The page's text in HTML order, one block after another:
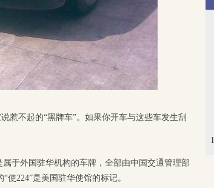
惹不起的“黑牌车”。如果你开车与这些车发生刮
于外国驻华机构的车牌，全部由中国交通管理部
224”是美国驻华使馆的标记。